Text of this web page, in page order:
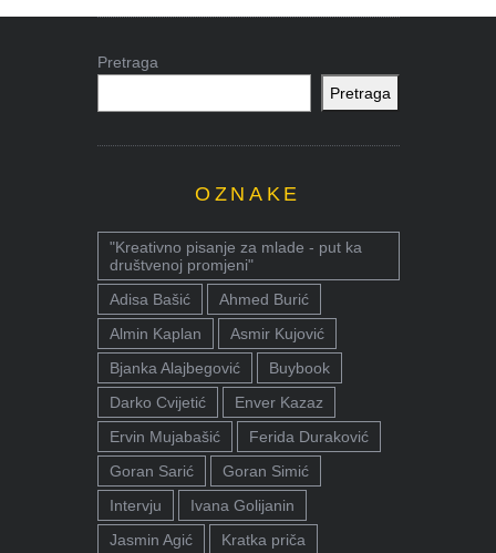
Pretraga
Pretraga
OZNAKE
"Kreativno pisanje za mlade - put ka
društvenoj promjeni"
Adisa Bašić
Ahmed Burić
Almin Kaplan
Asmir Kujović
Bjanka Alajbegović
Buybook
Darko Cvijetić
Enver Kazaz
Ervin Mujabašić
Ferida Duraković
Goran Sarić
Goran Simić
Intervju
Ivana Golijanin
Jasmin Agić
Kratka priča